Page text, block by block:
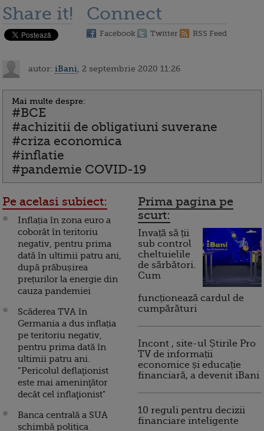
Share it! Connect
Facebook Twitter RSS Feed
autor: iBani , 2 septembrie 2020 11:26
Mai multe despre:
#BCE
#achizitii de obligatiuni suverane
#criza economica
#inflatie
#pandemie COVID-19
Pe acelasi subiect:
Inflația în zona euro a
coborât în teritoriu
negativ, pentru prima
dată în ultimii patru ani,
după prăbușirea
prețurilor la energie din
cauza pandemiei
Scăderea TVA în
Germania a dus inflația
pe teritoriu negativ,
pentru prima dată în
ultimii patru ani.
”Pericolul deflaţionist
este mai ameninţător
decât cel inflaţionist"
Banca centrală a SUA
schimbă politica
Prima pagina pe
scurt:
Invață să ții
sub control
cheltuielile
de sărbători.
Cum
funcționează cardul de
cumpărături
Incont , site-ul Știrile Pro
TV de informații
economice și educație
financiară, a devenit iBani
10 reguli pentru decizii
financiare inteligente